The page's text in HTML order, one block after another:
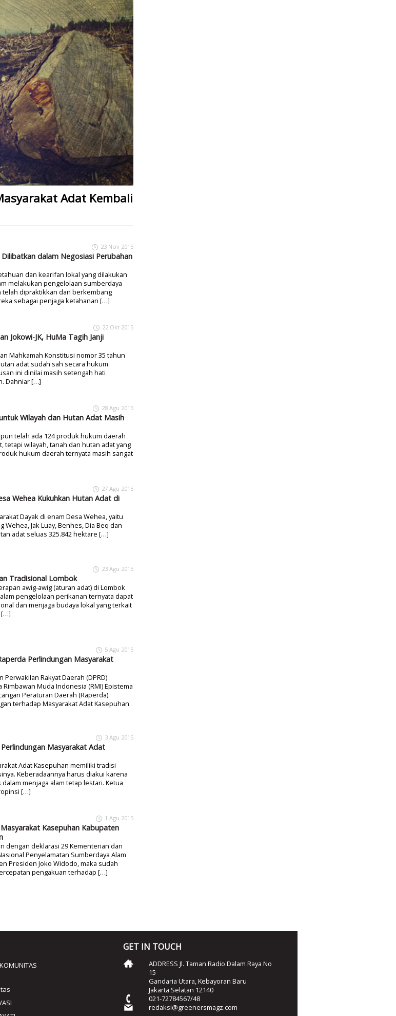
Adat Kembali
23 Nov 2015
dalam Negosiasi Perubahan
dan kearifan lokal yang dilakukan
melakukan pengelolaan sumberdaya
telah dipraktikkan dan berkembang
sebagai penjaga ketahanan […]
22 Okt 2015
Jokowi-JK, HuMa Tagih Janji
Mahkamah Konstitusi nomor 35 tahun
adat sudah sah secara hukum.
ini dinilai masih setengah hati
Dahniar […]
28 Agu 2015
Wilayah dan Hutan Adat Masih
telah ada 124 produk hukum daerah
tetapi wilayah, tanah dan hutan adat yang
hukum daerah ternyata masih sangat
27 Agu 2015
Wehea Kukuhkan Hutan Adat di
Dayak di enam Desa Wehea, yaitu
Wehea, Jak Luay, Benhes, Dia Beq dan
adat seluas 325.842 hektare […]
23 Agu 2015
Tradisional Lombok
awig-awig (aturan adat) di Lombok
pengelolaan perikanan ternyata dapat
dan menjaga budaya lokal yang terkait
[…]
5 Agu 2015
Perlindungan Masyarakat
Perwakilan Rakyat Daerah (DPRD)
Muda Indonesia (RMI) Epistema
Peraturan Daerah (Raperda)
terhadap Masyarakat Adat Kasepuhan
3 Agu 2015
Masyarakat Adat
Adat Kasepuhan memiliki tradisi
Keberadaannya harus diakui karena
menjaga alam tetap lestari. Ketua
[…]
1 Agu 2015
Kasepuhan Kabupaten
dengan deklarasi 29 Kementerian dan
Penyelamatan Sumberdaya Alam
Presiden Joko Widodo, maka sudah
pengakuan terhadap […]
GET IN TOUCH
ADDRESS Jl. Taman Radio Dalam Raya No
15
Gandaria Utara, Kebayoran Baru
Jakarta Selatan 12140
021-72784567/48
redaksi@greenersmagz.com